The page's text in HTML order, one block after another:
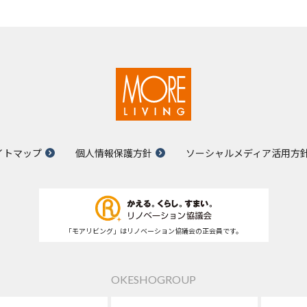
トマップ 個人情報保護方針 ソーシャルメディア活用方
「モアリビング」はリノベーション協議会の正会員です。
OKESHOGROUP